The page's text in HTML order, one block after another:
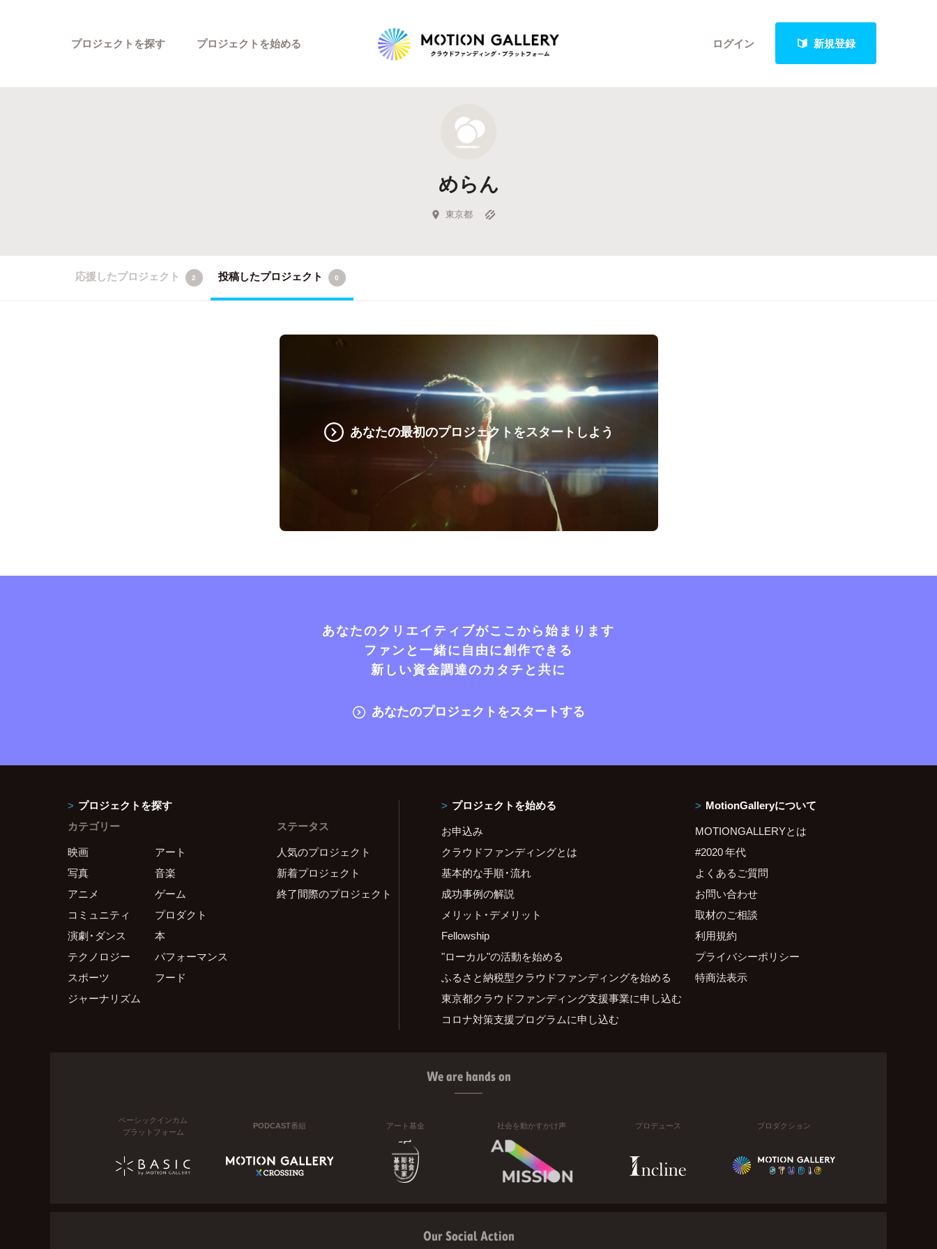
ログイン 新規登録
プロジェクトを探す
新着プロジェクト
Feature
キュレーターから探す
プロジェクトを始める
めらん
東京都
応援したプロジェクト 2 投稿したプロジェクト 0
あなたの最初のプロジェクトをスタートしよう
あなたのクリエイティブがここから始まります
ファンと一緒に自由に創作できる
新しい資金調達のカタチと共に
あなたのプロジェクトをスタートする
プロジェクトを探す
カテゴリー
映画
アート
写真
音楽
アニメ
ゲーム
コミュニティ
プロダクト
演劇・ダンス
本
テクノロジー
パフォーマンス
スポーツ
フード
ジャーナリズム
ステータス
人気のプロジェクト
新着プロジェクト
終了間際のプロジェクト
プロジェクトを始める
お申込み
クラウドファンディングとは
基本的な手順・流れ
成功事例の解説
メリット・デメリット
Fellowship
"ローカル"の活動を始める
ふるさと納税型クラウドファンディングを始める
東京都クラウドファンディング支援事業に申し込む
コロナ対策支援プログラムに申し込む
MotionGalleryについて
MOTIONGALLERYとは
#2020 年代
よくあるご質問
お問い合わせ
取材のご相談
利用規約
プライバシーポリシー
特商法表示
We are hands on
ベーシックインカム
プラットフォーム
PODCAST番組 アート基金 社会を動かすかけ声 プロデュース プロダクション
Our Social Action